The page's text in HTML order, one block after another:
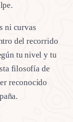
ni curvas
del recorrido
tu nivel y tu
filosofía de
reconocido